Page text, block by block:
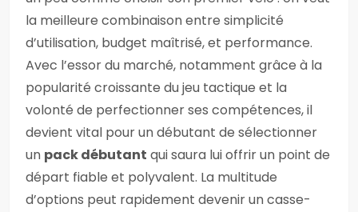
la meilleure combinaison entre simplicité
d’utilisation, budget maîtrisé, et performance.
Avec l’essor du marché, notamment grâce à la
popularité croissante du jeu tactique et la
volonté de perfectionner ses compétences, il
devient vital pour un débutant de sélectionner
un pack débutant qui saura lui offrir un point de
départ fiable et polyvalent. La multitude
d’options peut rapidement devenir un casse-